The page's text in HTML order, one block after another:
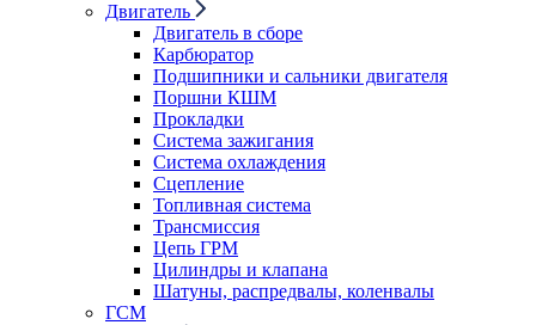
Двигатель
Двигатель в сборе
Карбюратор
Подшипники и сальники двигателя
Поршни КШМ
Прокладки
Система зажигания
Система охлаждения
Сцепление
Топливная система
Трансмиссия
Цепь ГРМ
Цилиндры и клапана
Шатуны, распредвалы, коленвалы
ГСМ